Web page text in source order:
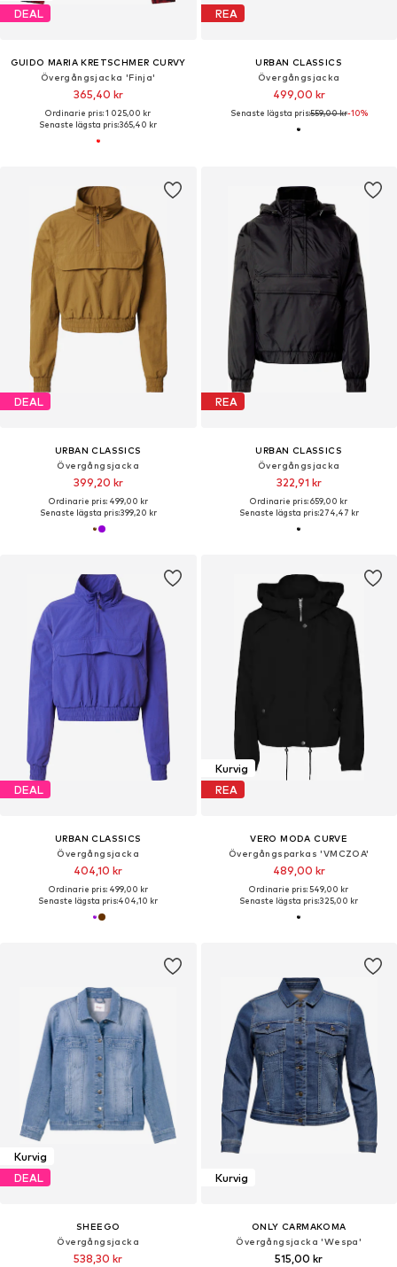
DEAL
GUIDO MARIA KRETSCHMER CURVY
Övergångsjacka 'Finja'
365,40 kr
Ordinarie pris: 1 025,00 kr
Senaste lägsta pris:365,40 kr
REA
URBAN CLASSICS
Övergångsjacka
499,00 kr
Senaste lägsta pris:559,00 kr-10%
DEAL
URBAN CLASSICS
Övergångsjacka
399,20 kr
Ordinarie pris: 499,00 kr
Senaste lägsta pris:399,20 kr
REA
URBAN CLASSICS
Övergångsjacka
322,91 kr
Ordinarie pris: 659,00 kr
Senaste lägsta pris:274,47 kr
DEAL
URBAN CLASSICS
Övergångsjacka
404,10 kr
Ordinarie pris: 499,00 kr
Senaste lägsta pris:404,10 kr
Kurvig
REA
VERO MODA CURVE
Övergångsparkas 'VMCZOA'
489,00 kr
Ordinarie pris: 549,00 kr
Senaste lägsta pris:325,00 kr
Kurvig
DEAL
SHEEGO
Övergångsjacka
538,30 kr
Kurvig
ONLY CARMAKOMA
Övergångsjacka 'Wespa'
515,00 kr